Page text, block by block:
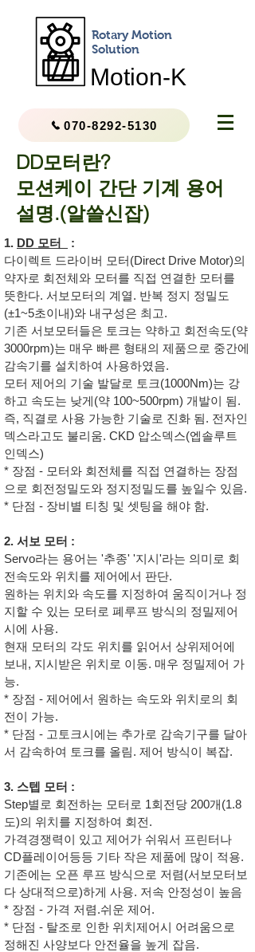
Rotary Motion
Solution
Motion-K
070-8292-5130
DD모터란?
모션케이 간단 기계 용어
설명.(알쓸신잡)
1. DD 모터
:
다이렉트 드라이버 모터(Direct Drive Motor)의
약자로 회전체와 모터를 직접 연결한 모터를
뜻한다. 서보모터의 계열. 반복 정지 정밀도
(±1~5초이내)와 내구성은 최고.
기존 서보모터들은 토크는 약하고 회전속도(약
3000rpm)는 매우 빠른 형태의 제품으로 중간에
감속기를 설치하여 사용하였음.
모터 제어의 기술 발달로 토크(1000Nm)는 강
하고 속도는 낮게(약 100~500rpm) 개발이 됨.
즉, 직결로 사용 가능한 기술로 진화 됨. 전자인
덱스라고도 불리움. CKD 압소덱스(엡솔루트
인덱스)
* 장점 - 모터와 회전체를 직접 연결하는 장점
으로 회전정밀도와 정지정밀도를 높일수 있음.
* 단점 - 장비별 티칭 및 셋팅을 해야 함.
2. 서보 모터 :
Servo라는 용어는 '추종' '지시'라는 의미로 회
전속도와 위치를 제어에서 판단.
원하는 위치와 속도를 지정하여 움직이거나 정
지할 수 있는 모터로 폐루프 방식의 정밀제어
시에 사용.
현재 모터의 각도 위치를 읽어서 상위제어에
보내, 지시받은 위치로 이동. 매우 정밀제어 가
능.
* 장점 - 제어에서 원하는 속도와 위치로의 회
전이 가능.
* 단점 - 고토크시에는 추가로 감속기구를 달아
서 감속하여 토크를 올림. 제어 방식이 복잡.
3. 스텝 모터 :
Step별로 회전하는 모터로 1회전당 200개(1.8
도)의 위치를 지정하여 회전.
가격경쟁력이 있고 제어가 쉬워서 프린터나
CD플레이어등등 기타 작은 제품에 많이 적용.
기존에는 오픈 루프 방식으로 저렴(서보모터보
다 상대적으로)하게 사용. 저속 안정성이 높음
* 장점 - 가격 저렴.쉬운 제어.
* 단점 - 탈조로 인한 위치제어시 어려움으로
정해진 사양보다 안전율을 높게 잡음.